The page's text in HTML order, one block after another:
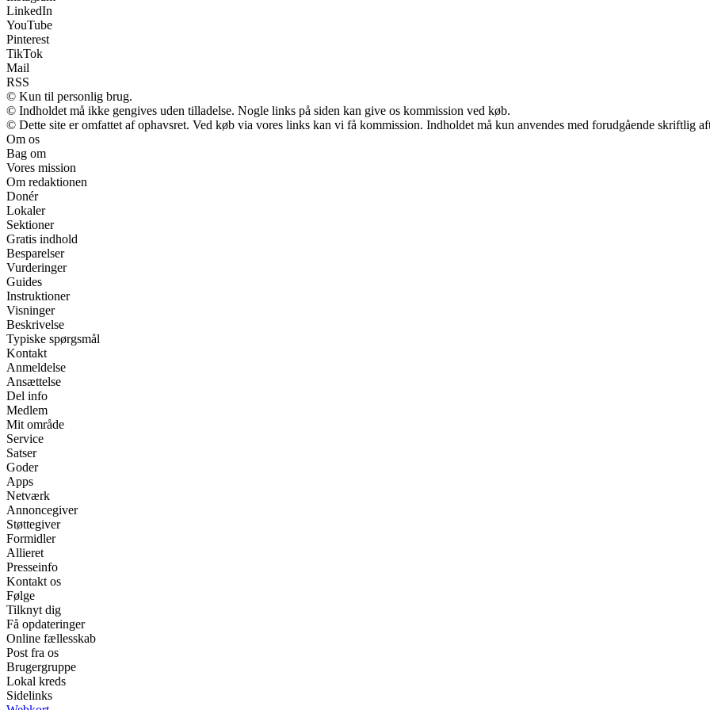
LinkedIn
YouTube
Pinterest
TikTok
Mail
RSS
© Kun til personlig brug.
© Indholdet må ikke gengives uden tilladelse. Nogle links på siden kan give os kommission ved køb.
© Dette site er omfattet af ophavsret. Ved køb via vores links kan vi få kommission. Indholdet må kun anvendes med forudgående skriftlig
Om os
Bag om
Vores mission
Om redaktionen
Donér
Lokaler
Sektioner
Gratis indhold
Besparelser
Vurderinger
Guides
Instruktioner
Visninger
Beskrivelse
Typiske spørgsmål
Kontakt
Anmeldelse
Ansættelse
Del info
Medlem
Mit område
Service
Satser
Goder
Apps
Netværk
Annoncegiver
Støttegiver
Formidler
Allieret
Presseinfo
Kontakt os
Følge
Tilknyt dig
Få opdateringer
Online fællesskab
Post fra os
Brugergruppe
Lokal kreds
Sidelinks